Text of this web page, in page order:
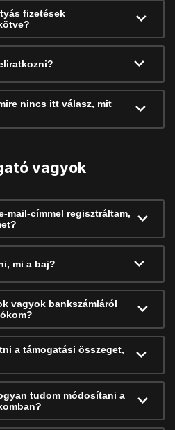
fizetések
nincs itt válasz, mit
vagyok
mail-címmel regisztráltam,
mi a baj?
vagyok bankszámláról
a támogatási összeget,
tudom módosítani a